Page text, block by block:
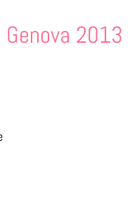
Genova 2013